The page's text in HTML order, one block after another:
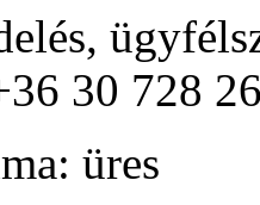
30 728
üres